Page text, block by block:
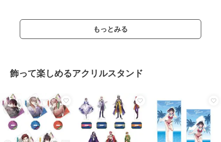
もっとみる
飾って楽しめるアクリルスタンド